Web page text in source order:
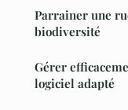
Parrainer une
biodiversité
Gérer
logiciel adapté